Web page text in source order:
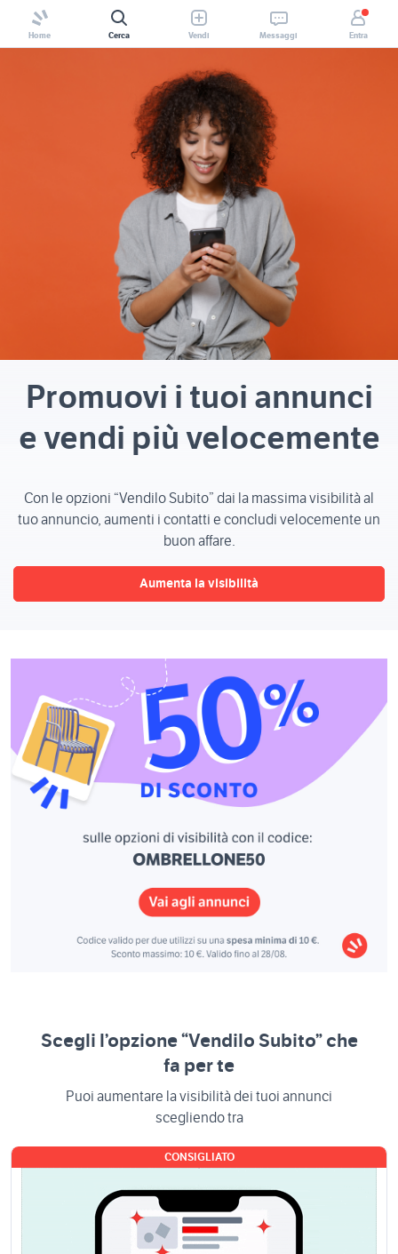
Home Cerca Vendi Messaggi Entra
Promuovi i tuoi annunci
e vendi più velocemente
Con le opzioni “Vendilo Subito” dai la massima visibilità al
tuo annuncio, aumenti i contatti e concludi velocemente un
buon affare.
Aumenta la visibilità
Scegli l’opzione “Vendilo Subito” che
fa per te
Puoi aumentare la visibilità dei tuoi annunci
scegliendo tra
CONSIGLIATO